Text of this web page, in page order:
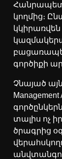
կողմից։
գործիքի
Չնայած
տալիս ոչ
ծրագրից